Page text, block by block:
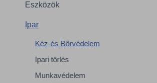
Eszközök
Ipar
Kéz-és Bőrvédelem
Ipari törlés
Munkavédelem